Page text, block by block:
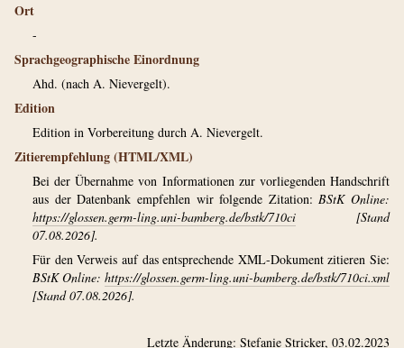
Ort
-
Sprachgeographische Einordnung
Ahd. (nach A. Nievergelt).
Edition
Edition in Vorbereitung durch A. Nievergelt.
Zitierempfehlung (HTML/XML)
Bei der Übernahme von Informationen zur vorliegenden Handschrift
aus der Datenbank empfehlen wir folgende Zitation:BStK Online:
https://glossen.germ-ling.uni-bamberg.de/bstk/710ci [Stand
07.08.2026].
Für den Verweis auf das entsprechende XML-Dokument zitieren Sie:
BStK Online: https://glossen.germ-ling.uni-bamberg.de/bstk/710ci.xml
[Stand 07.08.2026].
Letzte Änderung: Stefanie Stricker, 03.02.2023